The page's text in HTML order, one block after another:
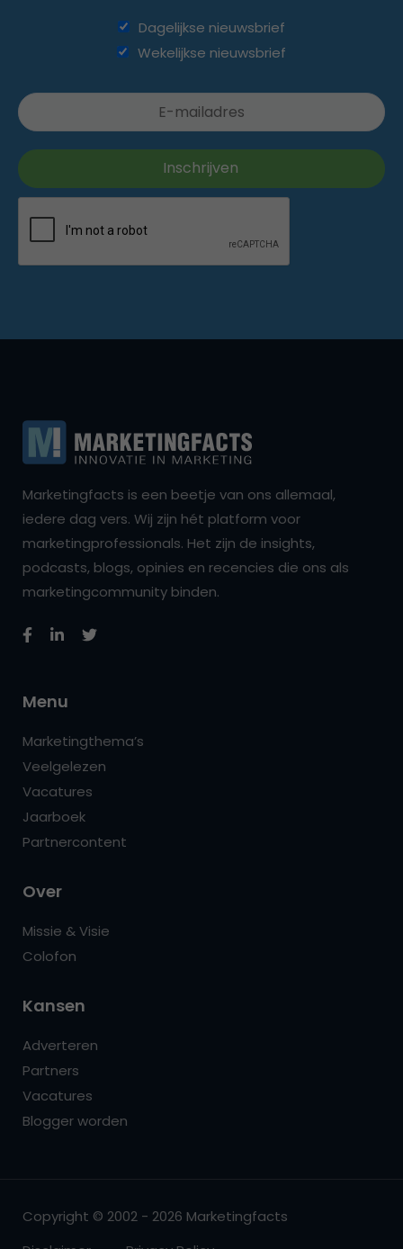
Dagelijkse nieuwsbrief
Wekelijkse nieuwsbrief
Marketingfacts is een beetje van ons allemaal,
iedere dag vers. Wij zijn hét platform voor
marketingprofessionals. Het zijn de insights,
podcasts, blogs, opinies en recencies die ons als
marketingcommunity binden.
Menu
Marketingthema’s
Veelgelezen
Vacatures
Jaarboek
Partnercontent
Over
Missie & Visie
Colofon
Kansen
Adverteren
Partners
Vacatures
Blogger worden
Copyright © 2002 - 2026 Marketingfacts